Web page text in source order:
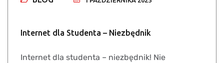
Internet dla Studenta – Niezbędnik
Internet dla studenta – niezbędnik! Nie